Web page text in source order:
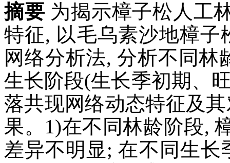
摘要 为揭示樟子松人工
特征, 以毛乌素沙地樟
网络分析法, 分析不同
生长阶段(生长季初期、
落共现网络动态特征及
果。1)在不同林龄阶段,
差异不明显; 在不同生